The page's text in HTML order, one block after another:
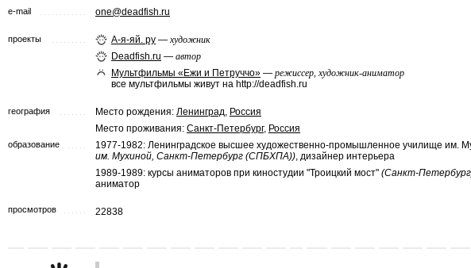
e-mail one@deadfish.ru
проекты А-я-яй. ру — художник
Deadfish.ru — автор
Мультфильмы «Ежи и Петруччо» — режиссер, художник-аниматор
все мультфильмы живут на http://deadfish.ru
география Место рождения: Ленинград, Россия
Место проживания: Санкт-Петербург, Россия
образование 1977-1982: Ленинградское высшее художественно-промышленное училище им.
им. Мухиной, Санкт-Петербург (СПБХПА)), дизайнер интерьера
1989-1989: курсы аниматоров при киностудии "Троицкий мост" (Санкт-
аниматор
просмотров 22838